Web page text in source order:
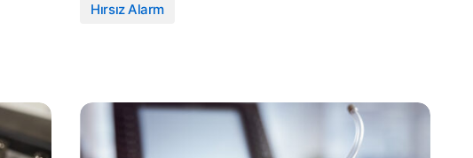
Hırsız Alarm